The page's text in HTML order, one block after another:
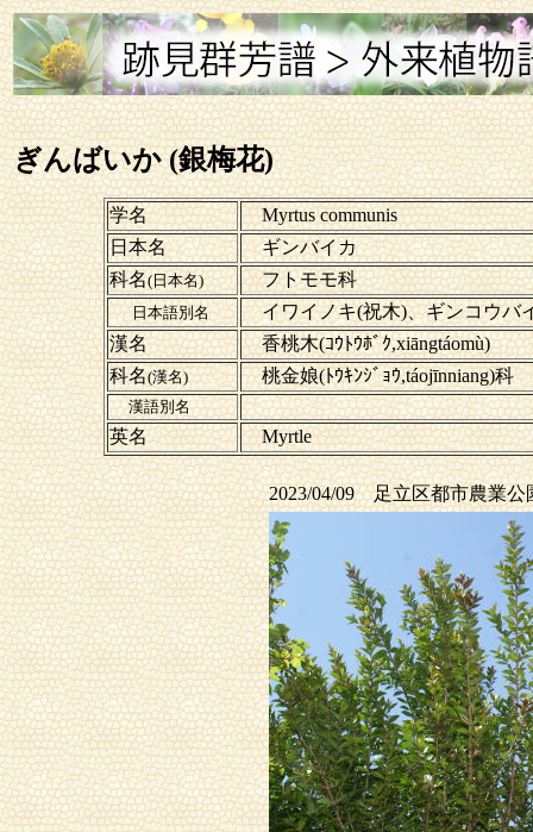
ぎんばいか (銀梅花)
学名
Myrtus communis
日本名
ギンバイカ
科名(日本名) フトモモ科
日本語別名
イワイノキ(祝木)、ギンコウバ
漢名
香桃木(ｺｳﾄｳﾎﾞｸ,xiāngtáomù)
科名(漢名) 桃金娘(ﾄｳｷﾝｼﾞｮｳ,táojīnniang)科
漢語別名
英名 Myrtle
2023/04/09 足立区都市農業公